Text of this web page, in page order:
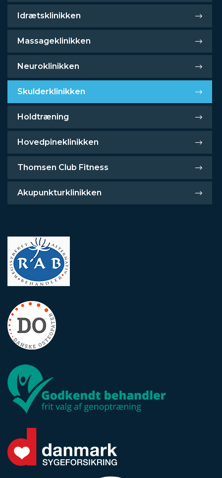
Idrætsklinikken
Massageklinikken
Neuroklinikken
Skulderklinikken
Holdtræning
Hovedpineklinikken
Thomsen Club Fitness
Akupunkturklinikken